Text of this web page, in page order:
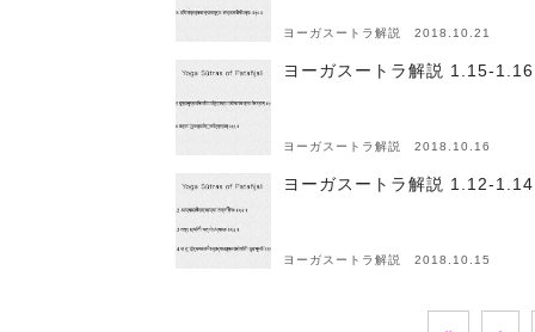
ヨーガスートラ解説 2018.10.21
ヨーガスートラ解説 1.15-
ヨーガスートラ解説 2018.10.16
ヨーガスートラ解説 1.12-
ヨーガスートラ解説 2018.10.15